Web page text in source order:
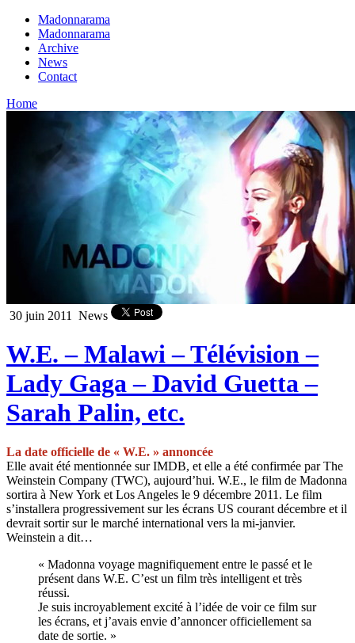
Madonnarama
Madonnarama
Archive
News
Contact
Home
30 juin 2011 News
W.E. – Malawi – Télévision –
Lady Gaga – David Guetta –
Sarah Palin, etc.
La date officielle de « W.E. » annoncée
Elle avait été mentionnée sur IMDB, et elle a été confirmée par The
Weinstein Company (TWC), aujourd’hui. W.E., le film de Madonna
sortira à New York et Los Angeles le 9 décembre 2011. Le film
s’installera progressivement sur les écrans US courant décembre et il
devrait sortir sur le marché international vers la mi-janvier.
Weinstein a dit…
« Madonna voyage magnifiquement entre le passé et le
présent dans W.E. C’est un film très intelligent et très
réussi.
Je suis incroyablement excité à l’idée de voir ce film sur
les écrans, et j’avais envie d’annoncer officiellement sa
date de sortie. »